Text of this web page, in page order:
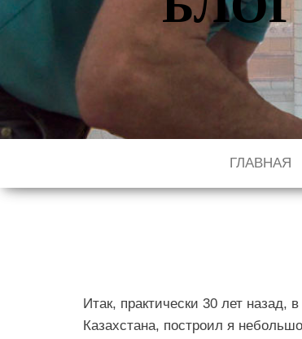
ГЛАВНАЯ
Итак, практически 30 лет назад,
Казахстана, построил я